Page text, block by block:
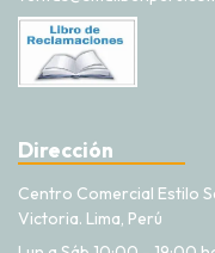
Dirección
Centro Comercial Estilo
Victoria. Lima, Perú